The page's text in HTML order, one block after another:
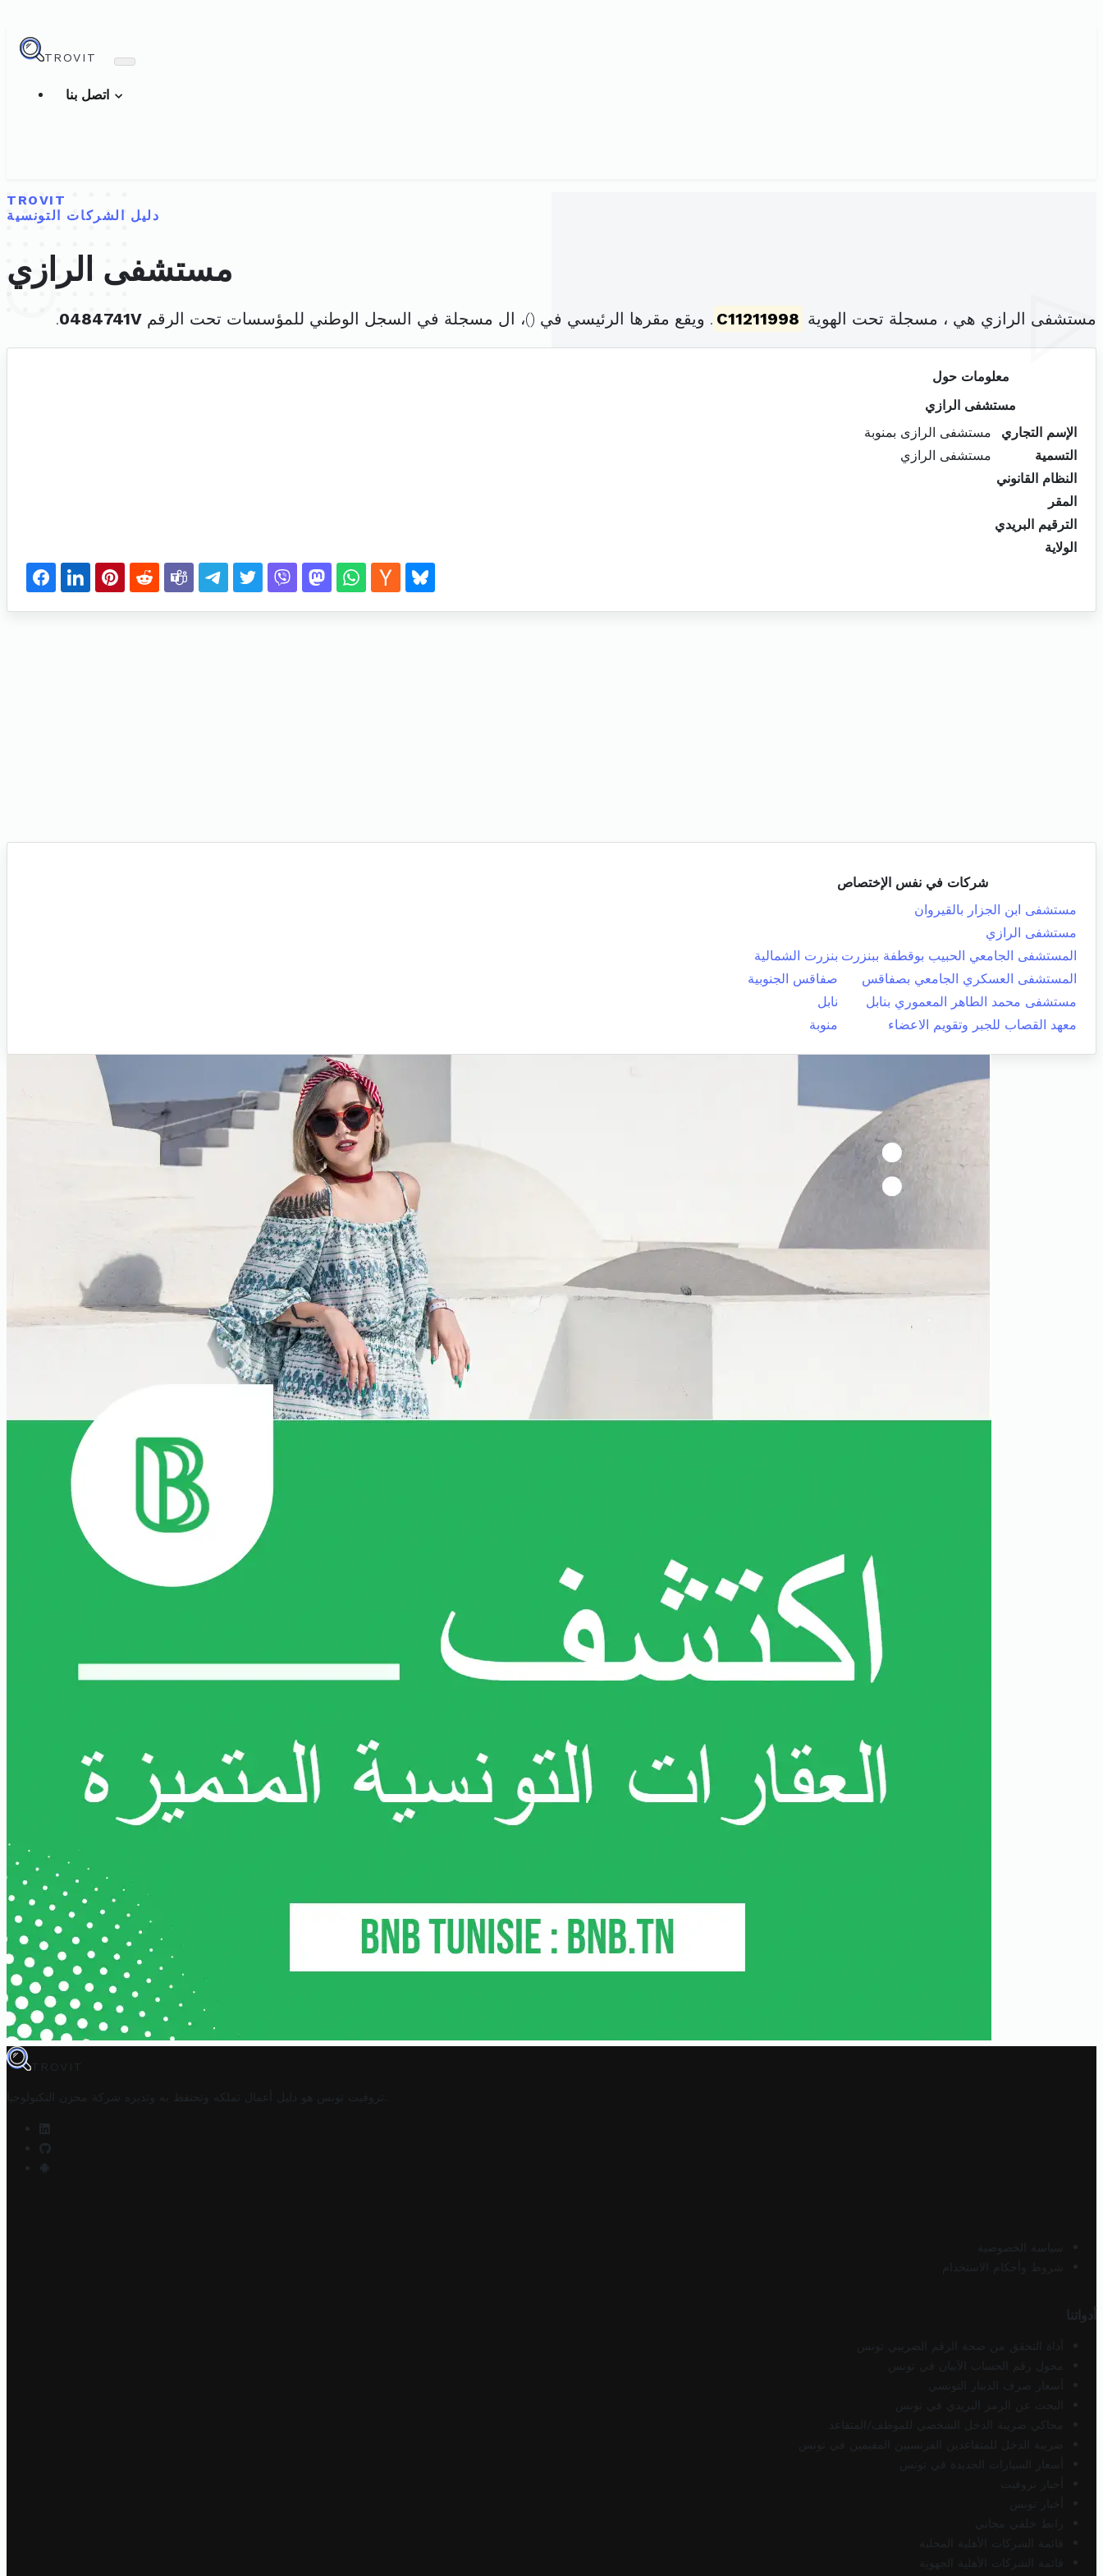
TROVIT
TROVIT
دليل الشركات التونسية
مستشفى الرازي
مستشفى الرازي هي ، مسجلة تحت الهوية C11211998 . ويقع مقرها الرئيسي في ()، ال مسجلة في السجل الوطني للمؤسسات تحت الرقم 0484741V
.
معلومات حول
مستشفى الرازي
الإسم التجاري
مستشفى الرازى بمنوبة
التسمية
مستشفى الرازي
النظام القانوني
المقر
الترقيم البريدي
الولاية
شركات في نفس الإختصاص
مستشفى ابن الجزار بالقيروان
مستشفى الرازي
المستشفى الجامعي الحبيب بوقطفة ببنزرت بنزرت الشمالية
المستشفى العسكري الجامعي بصفاقس
صفاقس الجنوبية
مستشفى محمد الطاهر المعموري بنابل
نابل
معهد القصاب للجبر وتقويم الاعضاء
منوبة
TROVIT
تروفيت تونس هو دليل أعمال تملكه وتحتفظ به وتديره شركة مخزن التكنولوجيا
سياسة الخصوصية
شروط وأحكام الاستخدام
أدواتنا
أداة التحقق من صحة الرقم الضريبي تونس
محول رقم الحساب الآيبان في تونس
أسعار صرف الدينار التونسي
البحث عن الرمز البريدي في تونس
محاكي ضريبة الدخل الشخصي للموظف/المتقاعد
ضريبة الدخل للمتقاعدين الفرنسيين المقيمين في تونس
أسعار السيارات الجديدة في تونس
أخبار تروفيت
أخبار تونس
رابط خلفي مجاني
قائمة الشركات الأهلية المحلية
قائمة الشركات الأهلية الجهوية